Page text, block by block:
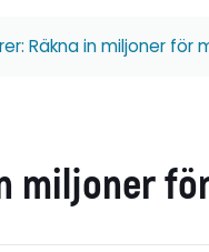
Räkna in miljoner för
miljoner